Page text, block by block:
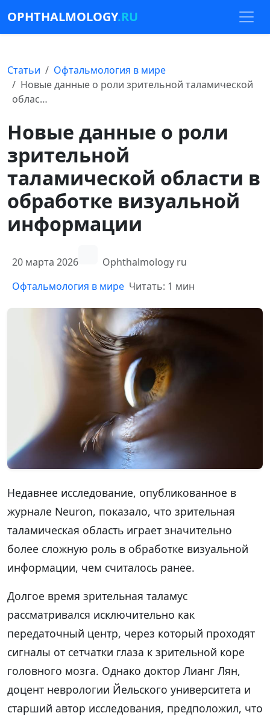
OPHTHALMOLOGY.RU
Статьи
Офтальмология в мире
Новые данные о роли зрительной таламической
облас…
Новые данные о роли
зрительной
таламической области в
обработке визуальной
информации
20 марта 2026
Ophthalmology ru
Офтальмология в мире Читать: 1 мин
Недавнее исследование, опубликованное в
журнале Neuron, показало, что зрительная
таламическая область играет значительно
более сложную роль в обработке визуальной
информации, чем считалось ранее.
Долгое время зрительная таламус
рассматривался исключительно как
передаточный центр, через который проходят
сигналы от сетчатки глаза к зрительной коре
головного мозга. Однако доктор Лианг Лян,
доцент неврологии Йельского университета и
старший автор исследования, предположил, что